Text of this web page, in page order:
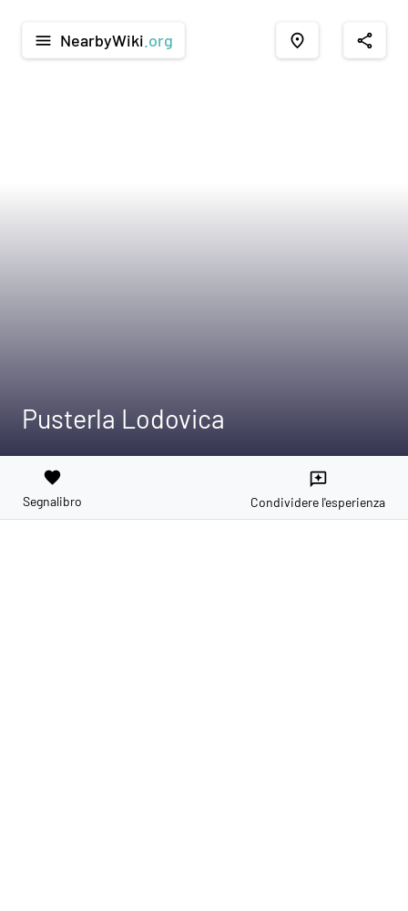
menu NearbyWiki .org place share
Pusterla Lodovica
favorite
Segnalibro
reviews
Condividere l'esperienza